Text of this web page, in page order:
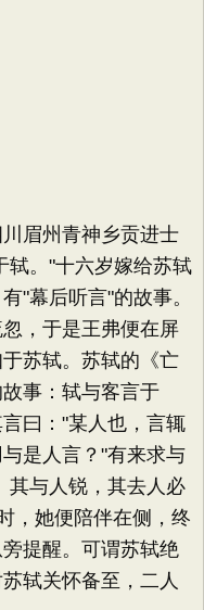
眉州青神乡贡进士
轼。"十六岁嫁给苏轼
"幕后听言"的故事。
，于是王弗便在屏
苏轼。苏轼的《亡
事：轼与客言于
曰："某人也，言辄
是人言？"有来求与
其与人锐，其去人必
，她便陪伴在侧，终
提醒。可谓苏轼绝
轼关怀备至，二人